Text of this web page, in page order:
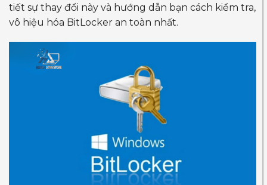
tiết sự thay đổi này và hướng dẫn bạn cách kiểm tra,
vô hiệu hóa BitLocker an toàn nhất.